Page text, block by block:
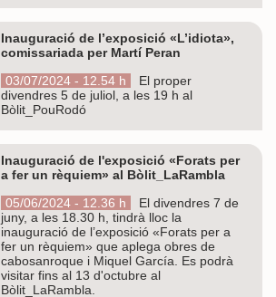
Inauguració de l’exposició «L’idiota»,
comissariada per Martí Peran
03/07/2024 - 12.54 h
El proper
divendres 5 de juliol, a les 19 h al
Bòlit_PouRodó
Inauguració de l'exposició «Forats per
a fer un rèquiem» al Bòlit_LaRambla
05/06/2024 - 12.36 h
El divendres 7 de
juny, a les 18.30 h, tindrà lloc la
inauguració de l’exposició «Forats per a
fer un rèquiem» que aplega obres de
cabosanroque i Miquel García. Es podrà
visitar fins al 13 d'octubre al
Bòlit_LaRambla.